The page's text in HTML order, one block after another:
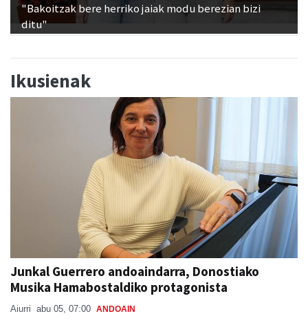
"Bakoitzak bere herriko jaiak modu berezian bizi
ditu"
Ikusienak
Junkal Guerrero andoaindarra, Donostiako
Musika Hamabostaldiko protagonista
Aiurri abu 05, 07:00 ANDOAIN